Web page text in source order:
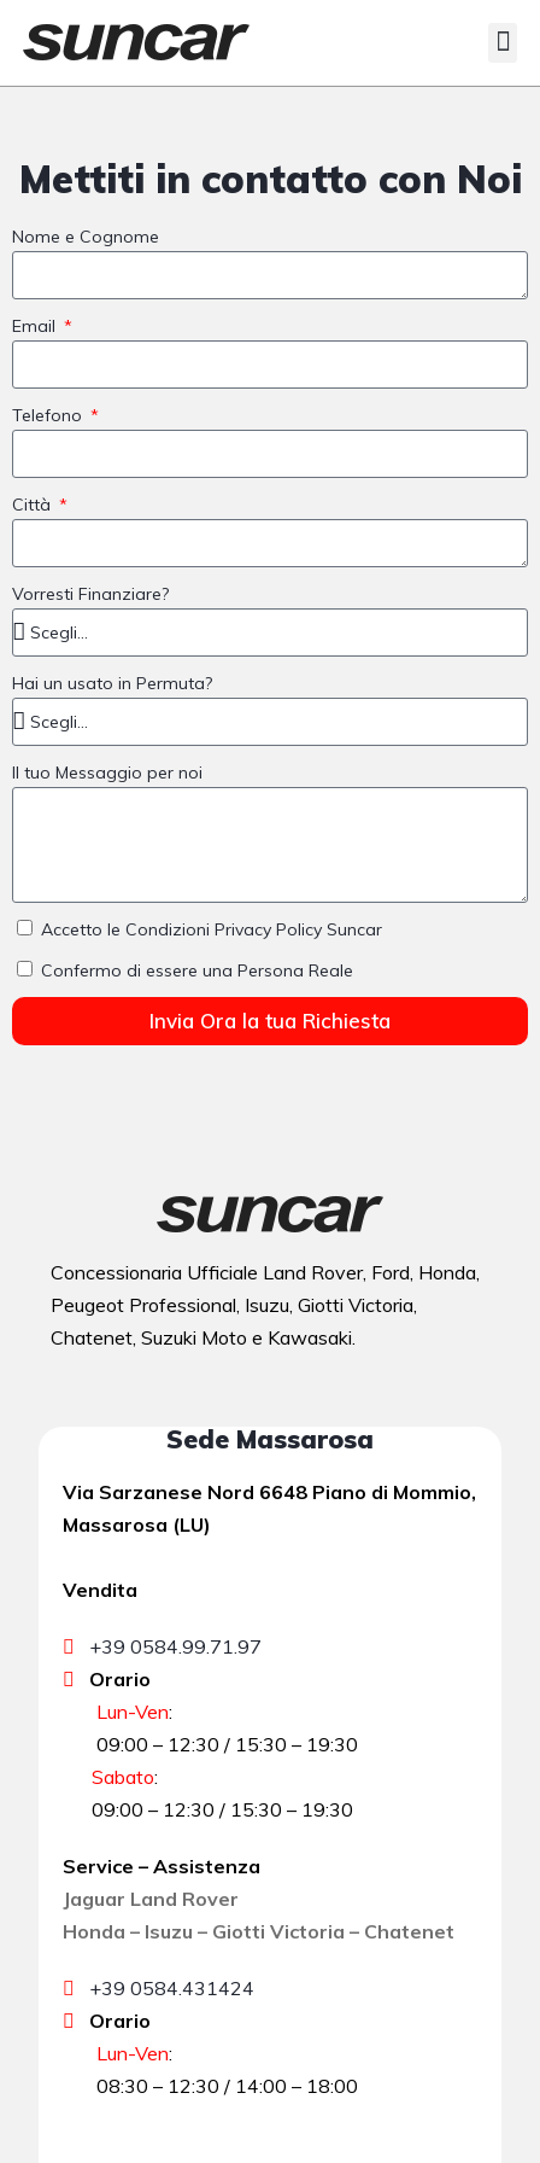
Mettiti in contatto con Noi
Nome e Cognome
Email
Telefono
Città
Vorresti Finanziare?
Hai un usato in Permuta?
Il tuo Messaggio per noi
Accetto le Condizioni Privacy Policy Suncar
Confermo di essere una Persona Reale
Invia Ora la tua Richiesta
Concessionaria Ufficiale Land Rover, Ford, Honda,
Peugeot Professional, Isuzu, Giotti Victoria,
Chatenet, Suzuki Moto e Kawasaki.
Sede Massarosa
Via Sarzanese Nord 6648 Piano di Mommio,
Massarosa (LU)
Vendita
+39 0584.99.71.97
Orario
Lun-Ven:
09:00 – 12:30 / 15:30 – 19:30
Sabato:
09:00 – 12:30 / 15:30 – 19:30
Service – Assistenza
Jaguar Land Rover
Honda – Isuzu – Giotti Victoria – Chatenet
+39 0584.431424
Orario
Lun-Ven:
08:30 – 12:30 / 14:00 – 18:00